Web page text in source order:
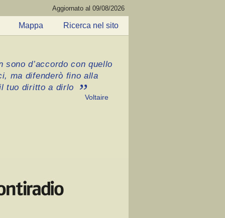
Aggiornato al 09/08/2026
Mappa Ricerca nel sito
sono d’accordo con quello
ma difenderò fino alla
tuo diritto a dirlo
Voltaire